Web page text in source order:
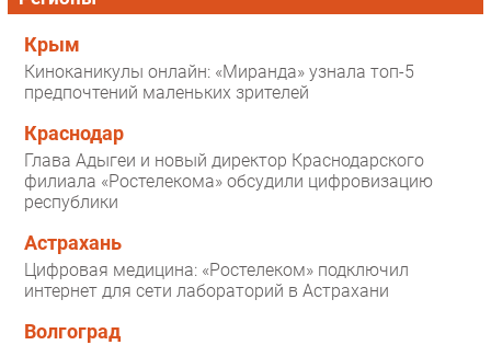
Крым
Киноканикулы онлайн: «Миранда» узнала топ-5
предпочтений маленьких зрителей
Краснодар
Глава Адыгеи и новый директор Краснодарского
филиала «Ростелекома» обсудили цифровизацию
республики
Астрахань
Цифровая медицина: «Ростелеком» подключил
интернет для сети лабораторий в Астрахани
Волгоград